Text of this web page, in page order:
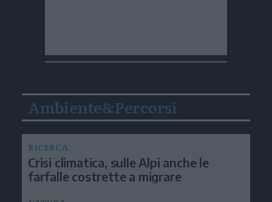
Ambiente&Percorsi
RICERCA
Crisi climatica, sulle Alpi anche le
farfalle costrette a migrare